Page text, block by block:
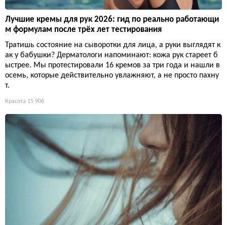
Лучшие кремы для рук 2026: гид по реально работающи
м формулам после трёх лет тестирования
Тратишь состояние на сыворотки для лица, а руки выглядят к
ак у бабушки? Дерматологи напоминают: кожа рук стареет б
ыстрее. Мы протестировали 16 кремов за три года и нашли в
осемь, которые действительно увлажняют, а не просто пахну
т.
Красота 15 906